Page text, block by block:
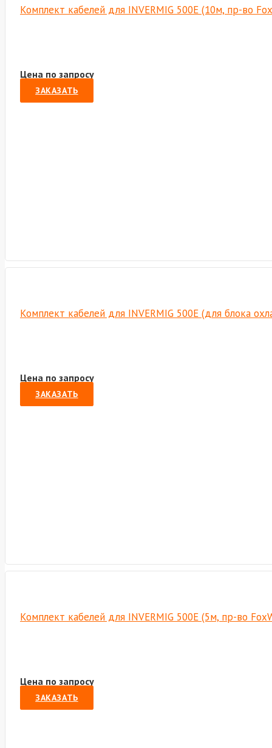
Комплект кабелей для INVERMIG 500E (10м, пр-во
Цена по запросу
ЗАКАЗАТЬ
Комплект кабелей для INVERMIG 500E (для блока
Цена по запросу
ЗАКАЗАТЬ
Комплект кабелей для INVERMIG 500E (5м, пр-во
Цена по запросу
ЗАКАЗАТЬ